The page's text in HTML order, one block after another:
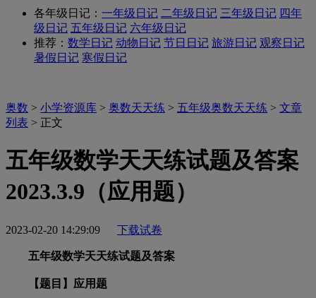
各年级日记： 一年级日记 二年级日记 三年级日记 四年
级日记 五年级日记 六年级日记
推荐： 数学日记 动物日记 节日日记 旅游日记 观察日记
暑假日记 寒假日记
奥数 > 小学资源库 > 奥数天天练 > 五年级奥数天天练 > 文章
列表 > 正文
五年级数学天天练试题及答案
2023.3.9（应用题）
2023-02-20 14:29:09 下载试卷
五年级数学天天练试题及答案
【题目】应用题